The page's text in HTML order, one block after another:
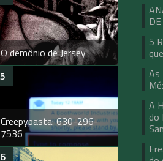
O demônio de Jersey
Creepypasta: 630-296-
7536
5
As
A
do